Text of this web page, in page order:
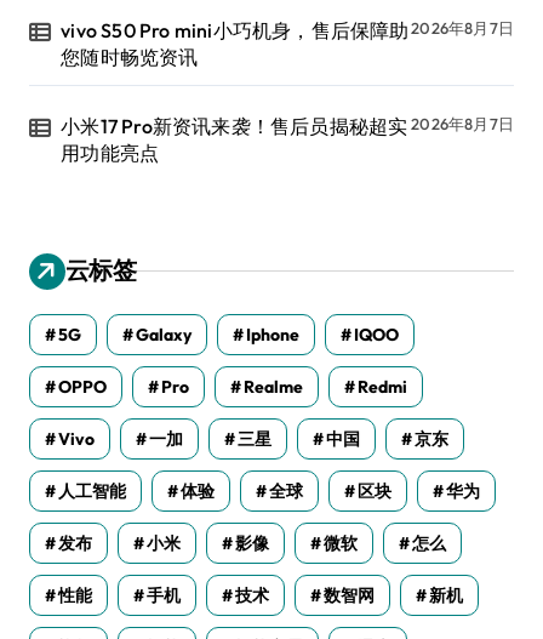
vivo S50 Pro mini小巧机身，售后保障助
您随时畅览资讯
2026年8月7日
小米17 Pro新资讯来袭！售后员揭秘超实
用功能亮点
2026年8月7日
云标签
5G Galaxy Iphone IQOO
OPPO Pro Realme Redmi
Vivo 一加 三星 中国 京东
人工智能 体验 全球 区块 华为
发布 小米 影像 微软 怎么
性能 手机 技术 数智网 新机